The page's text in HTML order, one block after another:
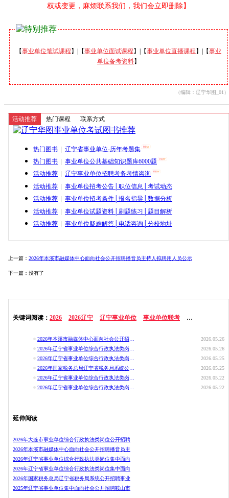
权或变更，麻烦联系我们，我们会立即删除】
【事业单位笔试课程】|【事业单位面试课程】|【事业单位直播课程】|【事业
单位备考资料】
（编辑：辽宁华图_01）
活动推荐 热门课程 联系方式
热门图书 辽宁省事业单位-历年考题集
热门图书 事业单位公共基础知识题库6000题
活动推荐 辽宁事业单位招聘考务考情咨询
活动推荐 事业单位招考公告│职位信息│考试动态
活动推荐 事业单位招考条件│报名指导│数据分析
活动推荐 事业单位试题资料│刷题练习│题目解析
活动推荐 事业单位疑难解答│电话咨询│分校地址
上一篇： 2026年本溪市融媒体中心面向社会公开招聘播音员主持人拟聘用人员公示
下一篇：没有了
关键词阅读： 2026 2026辽宁 辽宁事业单位 事业单位联考 联考招录公示
2026年本溪市融媒体中心面向社会公开招聘播音员主持人拟聘用人员公示
2026.05.26
2026年辽宁省事业单位综合行政执法类岗位集中面向社会公开招聘报考鞍山
2026.05.26
2026年辽宁省事业单位综合行政执法类岗位集中面向社会招聘报考鞍山市事
2026.05.25
2026年国家税务总局辽宁省税务局系统公开招聘事业单位工作人员体检公告
2026.05.25
2026年辽宁省事业单位综合行政执法类岗位集中面向社会招聘葫芦岛市事业
2026.05.22
2026年辽宁省事业单位综合行政执法类岗位集中面向社会公开招聘葫芦岛市
2026.05.22
延伸阅读
2026年大连市事业单位综合行政执法类岗位公开招聘
2026年本溪市融媒体中心面向社会公开招聘播音员主
2026年辽宁省事业单位综合行政执法类岗位集中面向
2026年辽宁省事业单位综合行政执法类岗位集中面向
2026年国家税务总局辽宁省税务局系统公开招聘事业
2025年辽宁省事业单位集中面向社会公开招聘鞍山市